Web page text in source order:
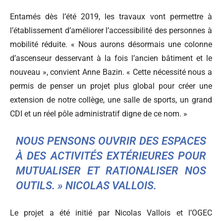
Entamés dès l’été 2019, les travaux vont permettre à
l’établissement d’améliorer l’accessibilité des personnes à
mobilité réduite. « Nous aurons désormais une colonne
d’ascenseur desservant à la fois l’ancien bâtiment et le
nouveau », convient Anne Bazin. « Cette nécessité nous a
permis de penser un projet plus global pour créer une
extension de notre collège, une salle de sports, un grand
CDI et un réel pôle administratif digne de ce nom. »
NOUS PENSONS OUVRIR DES ESPACES
À DES ACTIVITÉS EXTÉRIEURES POUR
MUTUALISER ET RATIONALISER NOS
OUTILS. » NICOLAS VALLOIS.
Le projet a été initié par Nicolas Vallois et l’OGEC